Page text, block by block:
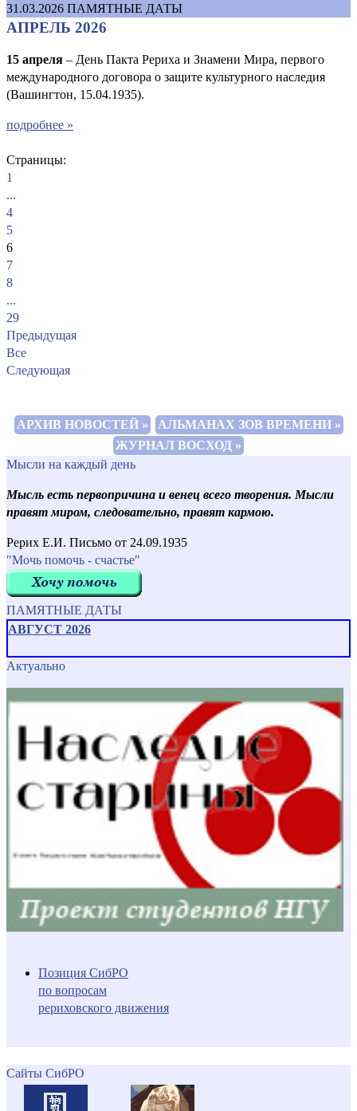
31.03.2026 ПАМЯТНЫЕ ДАТЫ
АПРЕЛЬ 2026
15 апреля – День Пакта Рериха и Знамени Мира, первого
международного договора о защите культурного наследия
(Вашингтон, 15.04.1935).
подробнее »
Страницы:
1
...
4
5
6
7
8
...
29
Предыдущая
Все
Следующая
АРХИВ НОВОСТЕЙ »
АЛЬМАНАХ ЗОВ ВРЕМЕНИ »
ЖУРНАЛ ВОСХОД »
Мысли на каждый день
Мысль есть первопричина и венец всего творения. Мысли
правят миром, следовательно, правят кармою.
Рерих Е.И. Письмо от 24.09.1935
"Мочь помочь - счастье"
ПАМЯТНЫЕ ДАТЫ
АВГУСТ 2026
Актуально
Позиция СибРО
по вопросам
рериховского движения
Сайты СибРО